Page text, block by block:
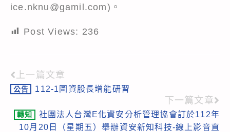
ice.nknu@gamil.com)。
Post Views: 236
Read
more
articles
上一篇文章
公告 112-1圖資股長增能研習
下一篇文章
轉知
社團法人台灣E化資安分析管理協會訂於112年
10月20日（星期五）舉辦資安新知科技-線上影音直